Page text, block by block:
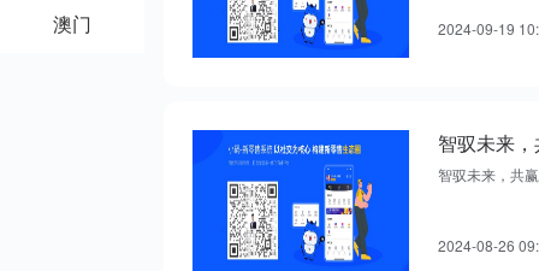
澳门 2024-09-19
智驭未来
智驭未来，共
2024-08-26